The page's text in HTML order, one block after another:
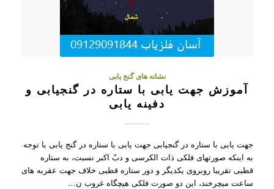
نشانه های گنج یابی
آموزش جهت یابی با ستاره در گنجیابی و
دفینه یابی
جهت یابی با ستاره در گنجیابی جهت یابی با ستاره در گنج یابی با توجه
به اینکه صورتهای فلکی ذات‌ الکرسی و دبّ اکبر نسبت، به ستاره‌
قطبی تقریبا روبروی یکدیگر و دور ستاره‌ قطبی خلاف جهت عقربه‌ های
ساعت میچرخند، این دو صورت فلکی هیچگاه غروب ن…